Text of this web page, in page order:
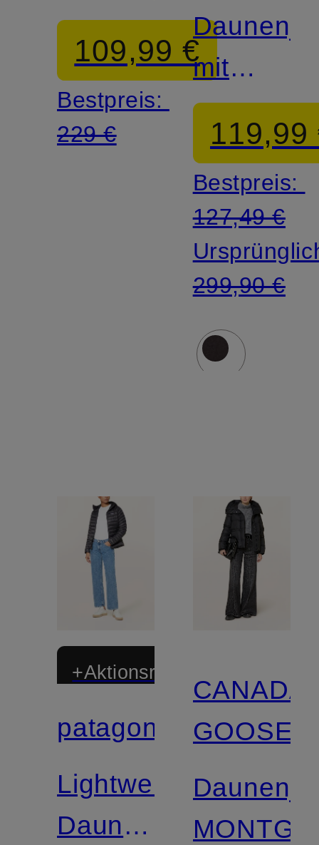
109,99 €
Bestpreis:
229 €
mit
Kunstfell
119,99
Bestpreis:
127,49 €
299,90 €
+Aktionsrabatt
Zertifiziert
patagonia
Lightweight-
Daunenjacke
CANADA
GOOSE